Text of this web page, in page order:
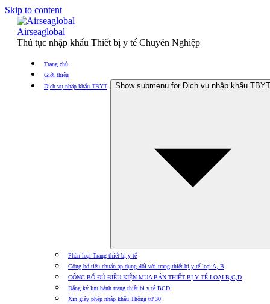
Skip to content
Airseaglobal
Thủ tục nhập khẩu Thiết bị y tế Chuyên Nghiệp
Trang chủ
Giới thiệu
Dịch vụ nhập khẩu TBYT
Show submenu for Dịch vụ nhập khẩu TBYT
Phân loại Trang thiết bị y tế
Công bố tiêu chuẩn áp dụng đối với trang thiết bị y tế loại A, B
CÔNG BỐ ĐỦ ĐIỀU KIỆN MUA BÁN THIẾT BỊ Y TẾ LOẠI B,C,D
Đăng ký lưu hành trang thiết bị y tế BCD
Xin giấy phép nhập khẩu Thông tư 30